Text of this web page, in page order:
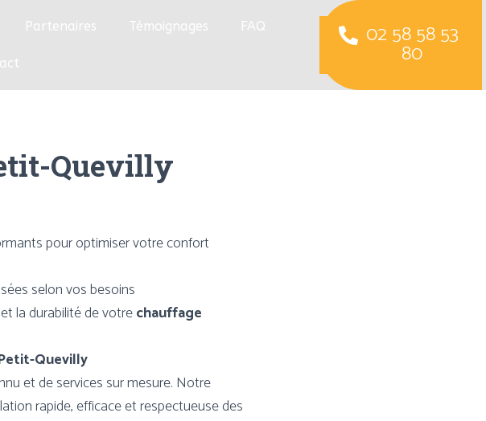
Partenaires Témoignages FAQ 02 58 58 53
80
Quevilly
pouroptimiser votre confort
selon vosbesoins
la durabilité devotrechauffage
Quevilly
et de services sur mesure. Notre
rapide, efficace et respectueuse des